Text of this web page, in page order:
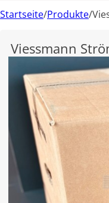
Startseite/Produkte/
Viessmann